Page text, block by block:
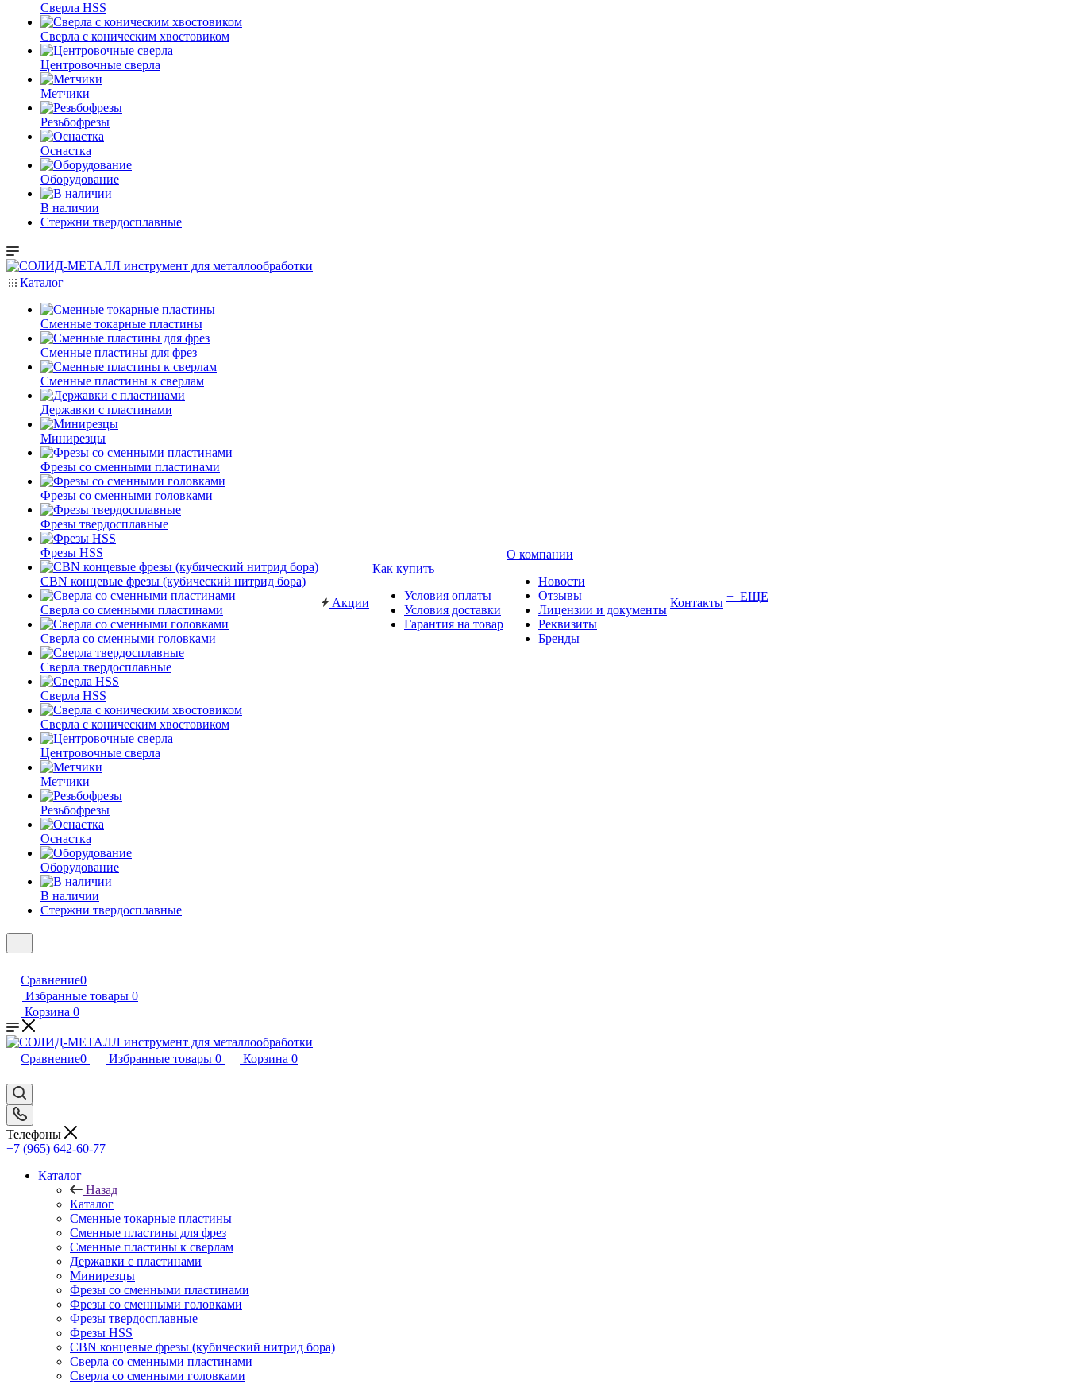
Сверла HSS
Сверла с коническим хвостовиком
Центровочные сверла
Метчики
Резьбофрезы
Оснастка
Оборудование
В наличии
Стержни твердосплавные
Каталог
Сменные токарные пластины
Сменные пластины для фрез
Сменные пластины к сверлам
Державки с пластинами
Минирезцы
Фрезы со сменными пластинами
Фрезы со сменными головками
Фрезы твердосплавные
Фрезы HSS
CBN концевые фрезы (кубический нитрид бора)
Сверла со сменными пластинами
Сверла со сменными головками
Сверла твердосплавные
Сверла HSS
Сверла с коническим хвостовиком
Центровочные сверла
Метчики
Резьбофрезы
Оснастка
Оборудование
В наличии
Стержни твердосплавные
Акции
Как купить
Условия оплаты
Условия доставки
Гарантия на товар
О компании
Новости
Отзывы
Лицензии и документы
Реквизиты
Бренды
Контакты + ЕЩЕ
Сравнение0
Избранные товары 0
Корзина 0
Сравнение0 Избранные товары 0 Корзина 0
Телефоны
+7 (965) 642-60-77
Каталог
Назад
Каталог
Сменные токарные пластины
Сменные пластины для фрез
Сменные пластины к сверлам
Державки с пластинами
Минирезцы
Фрезы со сменными пластинами
Фрезы со сменными головками
Фрезы твердосплавные
Фрезы HSS
CBN концевые фрезы (кубический нитрид бора)
Сверла со сменными пластинами
Сверла со сменными головками